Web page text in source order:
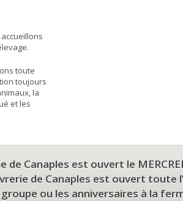
toute
toujours
la
et les
de Canaples est ouvert le
de Canaples est ouvert toute
ou les anniversaires à la